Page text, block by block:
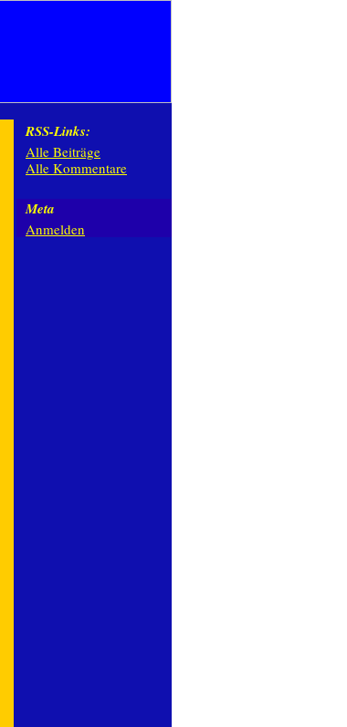
RSS-Links:
Alle Beiträge
Alle Kommentare
Meta
Anmelden